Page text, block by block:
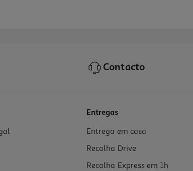
Adulto Régal' Cat Com Frango 60g
Contacto
Entregas
Entrega em casa
Recolha Drive
Recolha Express em 1h